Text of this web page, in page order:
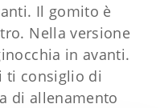
Il gomito è
Nella versione
in avanti.
ti consiglio di
di allenamento